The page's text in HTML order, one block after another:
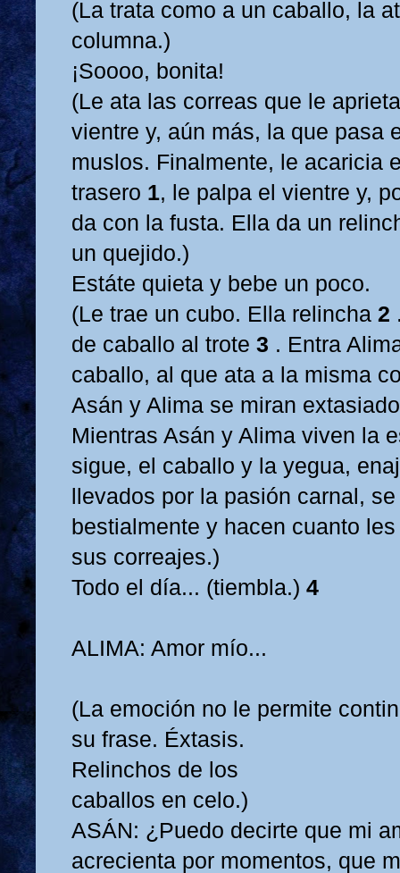
(La trata como a un caballo, la
columna.)
¡Soooo, bonita!
(Le ata las correas que le
vientre y, aún más, la que pasa
muslos. Finalmente, le acaricia
trasero 1, le palpa el vientre y,
da con la fusta. Ella da un
un quejido.)
Estáte quieta y bebe un poco.
(Le trae un cubo. Ella relincha 2
de caballo al trote 3 . Entra
caballo, al que ata a la misma
Asán y Alima se miran
Mientras Asán y Alima viven la
sigue, el caballo y la yegua,
llevados por la pasión carnal,
bestialmente y hacen cuanto
sus correajes.)
Todo el día... (tiembla.) 4
ALIMA: Amor mío...
(La emoción no le permite
su frase. Éxtasis.
Relinchos de los
caballos en celo.)
ASÁN: ¿Puedo decirte que mi
acrecienta por momentos, que